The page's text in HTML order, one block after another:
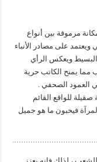
مرموقة بين أنواع
ويعتمد على مصادر الأنباء
البسيط ويعكس الرأي
يمنح الكاتب حرية
العمود الصحفي .
للواقع القائم
فيحبون ما هو جميل